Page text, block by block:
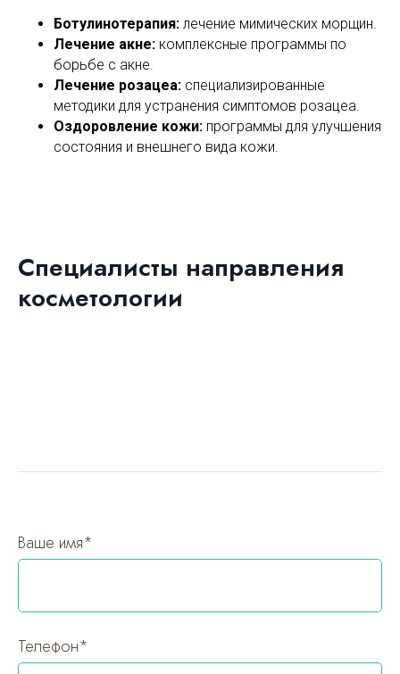
Ботулинотерапия: лечение мимических морщин.
Лечение акне: комплексные программы по
борьбе с акне.
Лечение розацеа: специализированные
методики для устранения симптомов розацеа.
Оздоровление кожи: программы для улучшения
состояния и внешнего вида кожи.
Специалисты направления
косметологии
Ваше имя*
Телефон*